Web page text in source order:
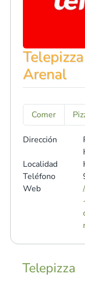
Arenal
Comer
Dirección
Localidad
Teléfono
Web
Telepizza